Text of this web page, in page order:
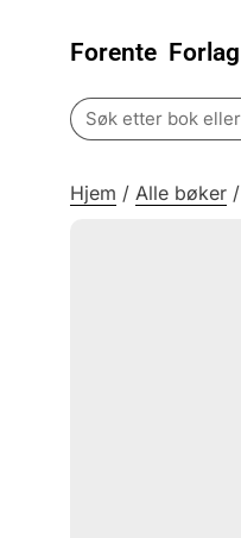
Forente Forlag
Search
for:
Hjem / Alle bøker /